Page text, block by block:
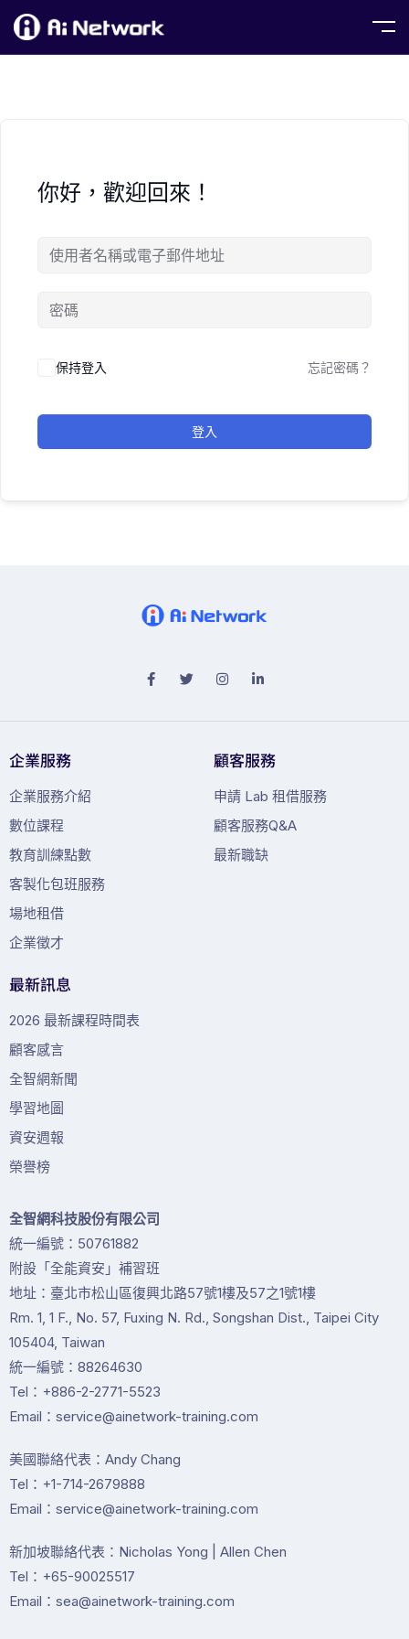
你好，歡迎回來！
保持登入 忘記密碼？
登入
企業服務
企業服務介紹
數位課程
教育訓練點數
客製化包班服務
場地租借
企業徵才
顧客服務
申請 Lab 租借服務
顧客服務Q&A
最新職缺
最新訊息
2026 最新課程時間表
顧客感言
全智網新聞
學習地圖
資安週報
榮譽榜
全智網科技股份有限公司
統一編號：50761882
附設「全能資安」補習班
地址：臺北市松山區復興北路57號1樓及57之1號1樓
Rm. 1, 1 F., No. 57, Fuxing N. Rd., Songshan Dist., Taipei City
105404, Taiwan
統一編號：88264630
Tel：+886-2-2771-5523
Email：service@ainetwork-training.com
美國聯絡代表：Andy Chang
Tel：+1-714-2679888
Email：service@ainetwork-training.com
新加坡聯絡代表：Nicholas Yong | Allen Chen
Tel：+65-90025517
Email：sea@ainetwork-training.com